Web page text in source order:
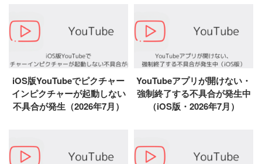
iOS版YouTubeでピクチャー
インピクチャーが起動しない
不具合が発生（2026年7月）
YouTubeアプリが開けない・
強制終了する不具合が発生中
（iOS版・2026年7月）